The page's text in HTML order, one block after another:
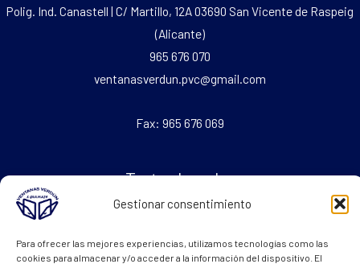
Gestionar consentimiento
Para ofrecer las mejores experiencias, utilizamos tecnologías como las
cookies para almacenar y/o acceder a la información del dispositivo. El
Polig. Ind. Canastell | C/ Martillo, 12A 03690 San Vicente de Raspeig
(Alicante)
965 676 070
ventanasverdun.pvc@gmail.com
Fax: 965 676 069
Textos Legales
Política de Cookies
Política de Privacidad